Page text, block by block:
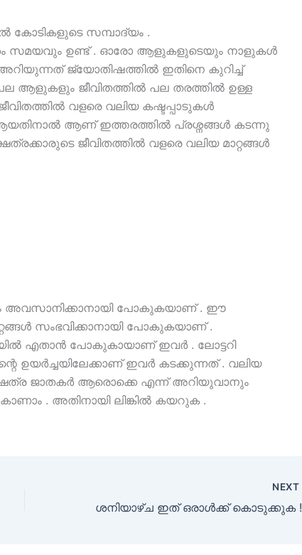
സമ്പാദ്യം .
സമയവും ഉണ്ട് . ഓരോ ആളുകളുടെയും നാളുകൾ
ജ്യോതിഷത്തിൽ ഇതിനെ കുറിച്ച്
ആളുകളും ജീവിതത്തിൽ പല തരത്തിൽ ഉള്ള
വളരെ വലിയ കഷ്ടപ്പാടുകൾ
ആണ് ഇത്തരത്തിൽ പ്രശ്നങ്ങൾ കടന്നു
ജീവിതത്തിൽ വളരെ വലിയ മാറ്റങ്ങൾ
അവസാനിക്കാനായി പോകുകയാണ് . ഈ
സംഭവിക്കാനായി പോകുകയാണ് .
എതാൻ പോകുകായാണ് ഇവർ . ലോട്ടറി
ഉയർച്ചയിലേക്കാണ് ഇവർ കടക്കുന്നത് . വലിയ
ജാതകർ ആരൊക്കെ എന്ന് അറിയുവാനും
. അതിനായി ലിങ്കിൽ കയറുക .
NEXT